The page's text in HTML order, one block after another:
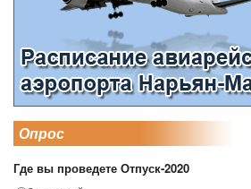
Опрос
Где вы проведете Отпуск-2020